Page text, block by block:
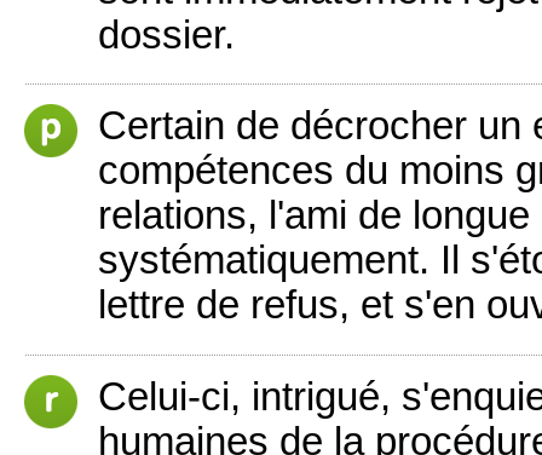
dossier.
Certain de décrocher un
compétences du moins
relations, l'ami de
systématiquement. Il
lettre de refus, et s'en
Celui-ci, intrigué,
humaines de la